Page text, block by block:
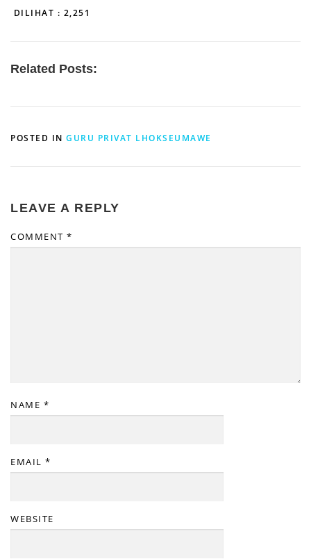
DILIHAT : 2,251
Related Posts:
POSTED IN GURU PRIVAT LHOKSEUMAWE
LEAVE A REPLY
COMMENT *
NAME *
EMAIL *
WEBSITE